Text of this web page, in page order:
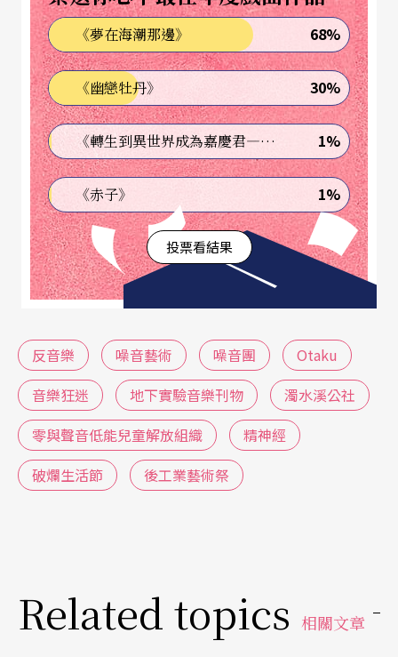
九〇七年《音樂新品味的速寫》（Sketch for a New
Aesthetic of Music）一文中提出一個疑問：「（音
樂上）下一步會導向哪一個方向？會導向抽象音
樂，到不受阻礙的技法，以及不受限制的聲響素
材。」
儘管我們沒有辦法聽到盧梭羅的聲響創作，但他的
「噪音藝術」（The Art of Noises）宣言卻深深影響
著在他之後現代音樂的演變。假如說布索尼的質疑
對音樂的自由度跨出了一小步，那麼盧梭羅的「噪
音藝術」則跨出了一大步：「在十九世紀新的音樂
器材被發明時，噪音就誕生了。今天，噪音是處在
優勢的地位，它掌握人們的感官知覺……一般的
『音樂』太受侷限……我們必須掙脫聲響的刻板界
限，並征服噪音聲響無遠弗屆的範疇……。」──
（取自「噪音藝術」宣言）
在音樂／聲響上也不例外。現代音樂除了學院派理
論的創新外，本文所要著墨的是一種非學院、帶有
《夢在海潮那邊》 68%
《幽戀牡丹》 30%
《轉生到異世界成為嘉慶君—發現我的祖先是詐騙集團!?》 1%
《赤子》 1%
投票看結果
反音樂 噪音藝術 噪音團
Otaku
音樂狂迷
地下實驗音樂刊物
濁水溪公社
零與聲音低能兒童解放組織
精神經
破爛生活節
後工業藝術祭
Related topics 相關文章